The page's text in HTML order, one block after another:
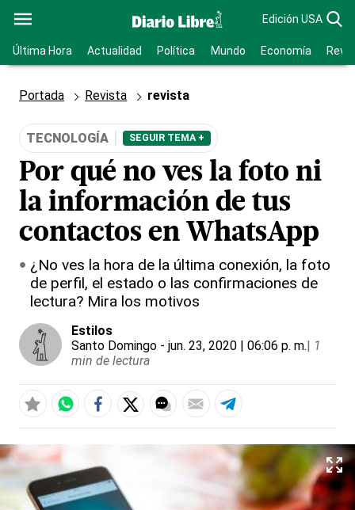
Edición USA
Última Hora Actualidad Política Mundo Economía
Portada Revista revista
TECNOLOGÍA SEGUIR TEMA +
Por qué no ves la foto ni
la información de tus
contactos en WhatsApp
¿No ves la hora de la última conexión, la foto
de perfil, el estado o las confirmaciones de
lectura? Mira los motivos
Estilos
Santo Domingo - jun. 23, 2020 | 06:06 p. m.| 1
min de lectura